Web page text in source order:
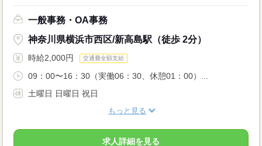
一般事務・OA事務
神奈川県横浜市西区/新高島駅（徒歩 2分）
時給2,000円 交通費全額支給
09：00〜16：30（実働06：30、休憩01：00）...
土曜日 日曜日 祝日
もっと見る
求人詳細を見る